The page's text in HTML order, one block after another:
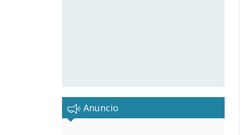
Anuncio